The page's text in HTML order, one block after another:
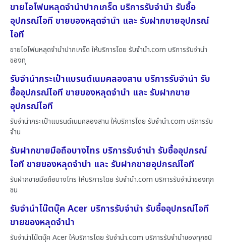
ขายไอโฟนหลุดจำนำปากเกร็ด บริการรับจำนำ รับซื้อ
อุปกรณ์ไอที ขายของหลุดจำนำ และ รับฝากขายอุปกรณ์
ไอที
ขายไอโฟนหลุดจำนำปากเกร็ด ให้บริการโดย รับจํานํา.com บริการรับจำนำ
ของทุ
รับจำนำกระเป๋าแบรนด์เนมคลองสาน บริการรับจำนำ รับ
ซื้ออุปกรณ์ไอที ขายของหลุดจำนำ และ รับฝากขาย
อุปกรณ์ไอที
รับจำนำกระเป๋าแบรนด์เนมคลองสาน ให้บริการโดย รับจํานํา.com บริการรับ
จำน
รับฝากขายมือถือบางไทร บริการรับจำนำ รับซื้ออุปกรณ์
ไอที ขายของหลุดจำนำ และ รับฝากขายอุปกรณ์ไอที
รับฝากขายมือถือบางไทร ให้บริการโดย รับจํานํา.com บริการรับจำนำของทุก
ชน
รับจำนำโน๊ตบุ๊ค Acer บริการรับจำนำ รับซื้ออุปกรณ์ไอที
ขายของหลุดจำนำ
รับจำนำโน๊ตบุ๊ค Acer ให้บริการโดย รับจํานํา.com บริการรับจำนำของทุกชนิ